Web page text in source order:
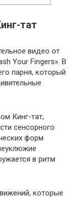
тат
видео от
Your Fingers». В
парня, который
Кинг-тат,
сенсорного
форм
в ритм
которые